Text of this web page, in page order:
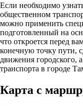
Если необходимо
общественном
можно применить
подготовленный на
что откроется перед
конечную точку пути,
движения городского,
транспорта в городе
Карта с